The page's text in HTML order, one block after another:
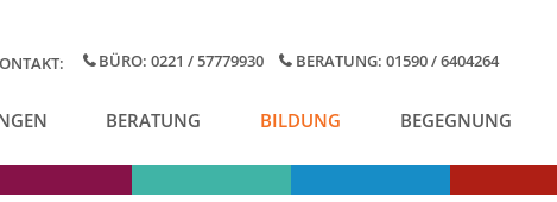
BÜRO: 0221 / 57779930 BERATUNG: 01590 / 6404264
BERATUNG BILDUNG BEGEGNUNG